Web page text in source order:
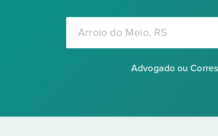
Advogado ou